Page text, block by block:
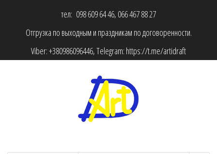
тел: 098 609 64 46, 066 467 88 27
Отгрузка по выходным и праздникам по договоренности.
Viber:+380986096446, Telegram: https://t.me/artidraft